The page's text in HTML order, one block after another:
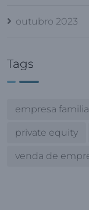
outubro 2023
Tags
empresa
private equity
venda de